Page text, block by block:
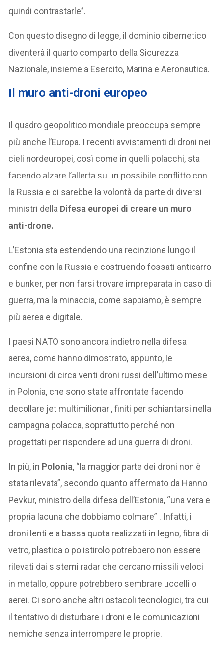
quindi contrastarle”.
Con questo disegno di legge, il dominio cibernetico
diventerà il quarto comparto della Sicurezza
Nazionale, insieme a Esercito, Marina e Aeronautica.
Il muro anti-droni europeo
Il quadro geopolitico mondiale preoccupa sempre
più anche l’Europa. I recenti avvistamenti di droni nei
cieli nordeuropei, così come in quelli polacchi, sta
facendo alzare l’allerta su un possibile conflitto con
la Russia e ci sarebbe la volontà da parte di diversi
ministri della Difesa europei di creare un muro
anti-drone.
L’Estonia sta estendendo una recinzione lungo il
confine con la Russia e costruendo fossati anticarro
e bunker, per non farsi trovare impreparata in caso di
guerra, ma la minaccia, come sappiamo, è sempre
più aerea e digitale.
I paesi NATO sono ancora indietro nella difesa
aerea, come hanno dimostrato, appunto, le
incursioni di circa venti droni russi dell’ultimo mese
in Polonia, che sono state affrontate facendo
decollare jet multimilionari, finiti per schiantarsi nella
campagna polacca, soprattutto perché non
progettati per rispondere ad una guerra di droni.
In più, in Polonia, “la maggior parte dei droni non è
stata rilevata”, secondo quanto affermato da Hanno
Pevkur, ministro della difesa dell’Estonia, “una vera e
propria lacuna che dobbiamo colmare” . Infatti, i
droni lenti e a bassa quota realizzati in legno, fibra di
vetro, plastica o polistirolo potrebbero non essere
rilevati dai sistemi radar che cercano missili veloci
in metallo, oppure potrebbero sembrare uccelli o
aerei. Ci sono anche altri ostacoli tecnologici, tra cui
il tentativo di disturbare i droni e le comunicazioni
nemiche senza interrompere le proprie.